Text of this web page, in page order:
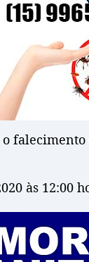
o
às 12:00